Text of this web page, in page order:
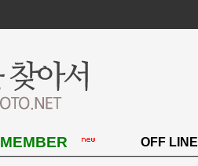
MEMBER OFF LINE